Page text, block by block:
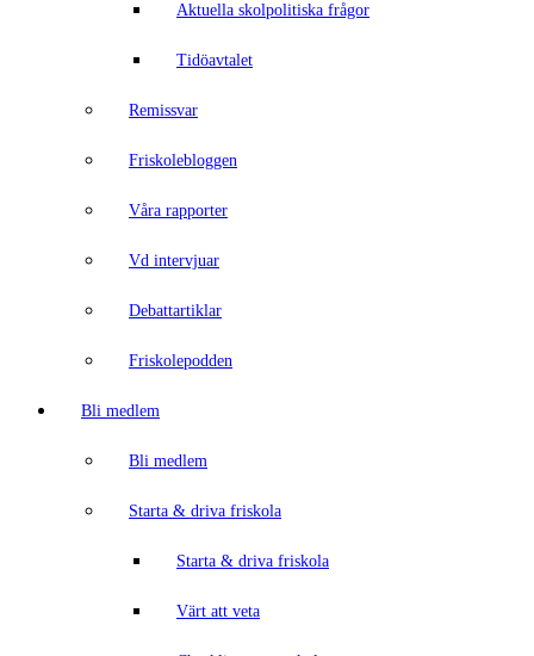
Aktuella skolpolitiska frågor
Tidöavtalet
Remissvar
Friskolebloggen
Våra rapporter
Vd intervjuar
Debattartiklar
Friskolepodden
Bli medlem
Bli medlem
Starta & driva friskola
Starta & driva friskola
Värt att veta